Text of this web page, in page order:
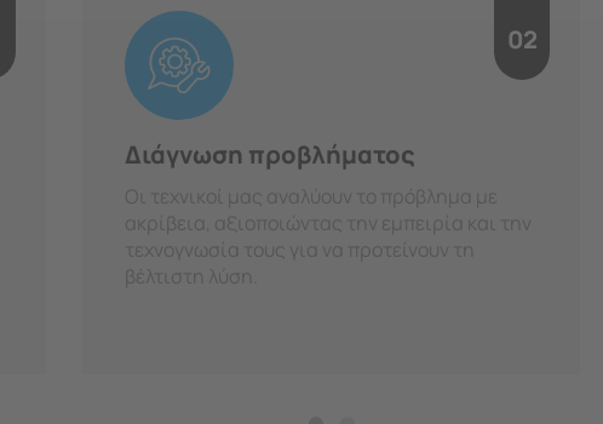
02
Διάγνωση προβλήματος
Οι τεχνικοί μας αναλύουν το πρόβλημα με
ακρίβεια, αξιοποιώντας την εμπειρία και την
τεχνογνωσία τους για να προτείνουν τη
βέλτιστη λύση.